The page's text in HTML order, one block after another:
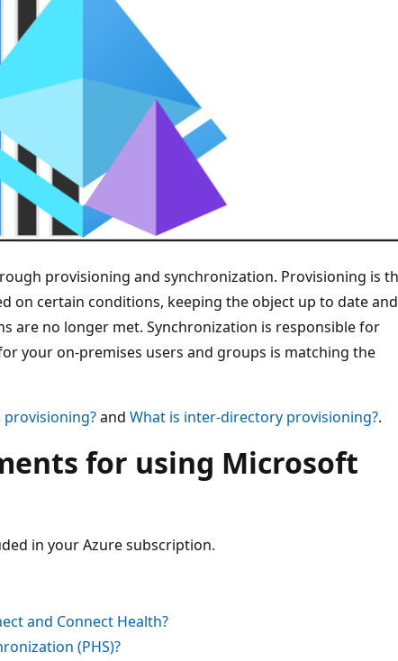
provisioning and synchronization. Provisioning is
on certain conditions, keeping the object up to date and
are no longer met. Synchronization is responsible for
your on-premises users and groups is matching the
provisioning?and What is inter-directory provisioning?.
for using Microsoft
in your Azure subscription.
and Connect Health?
(PHS)?